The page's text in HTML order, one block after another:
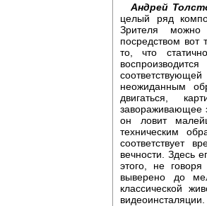
Андрей
целый ряд
Зрителя можно
посредством вот
то, что
неожиданным
двигаться,
завораживающее
он ловит
техническим
соответствует
вечности. Здесь
этого, не
выверено до
классической
видеоинсталяции.